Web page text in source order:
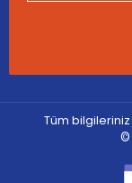
Tüm bilgileriniz
©